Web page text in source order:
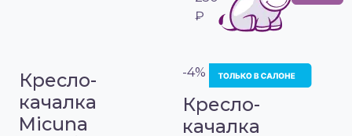
₽
Кресло-
качалка
Micuna
-4%
Кресло-
качалка